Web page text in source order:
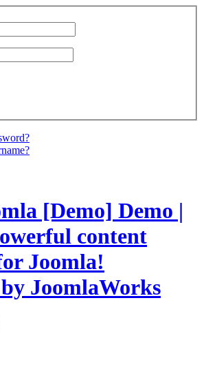
[Demo] Demo |
content
Joomla!
JoomlaWorks